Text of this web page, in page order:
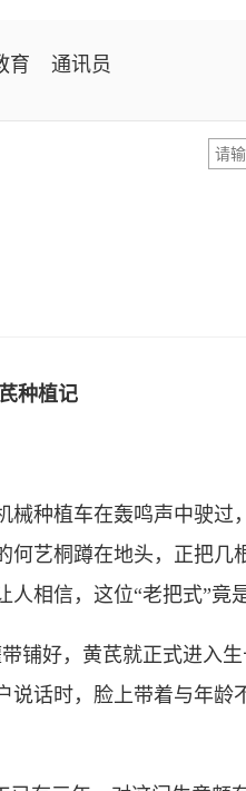
育 通讯员
种植记
植车在轰鸣声中驶过，
艺桐蹲在地头，正把几
相信，这位“老把式”竟是
好，黄芪就正式进入生
话时，脸上带着与年龄